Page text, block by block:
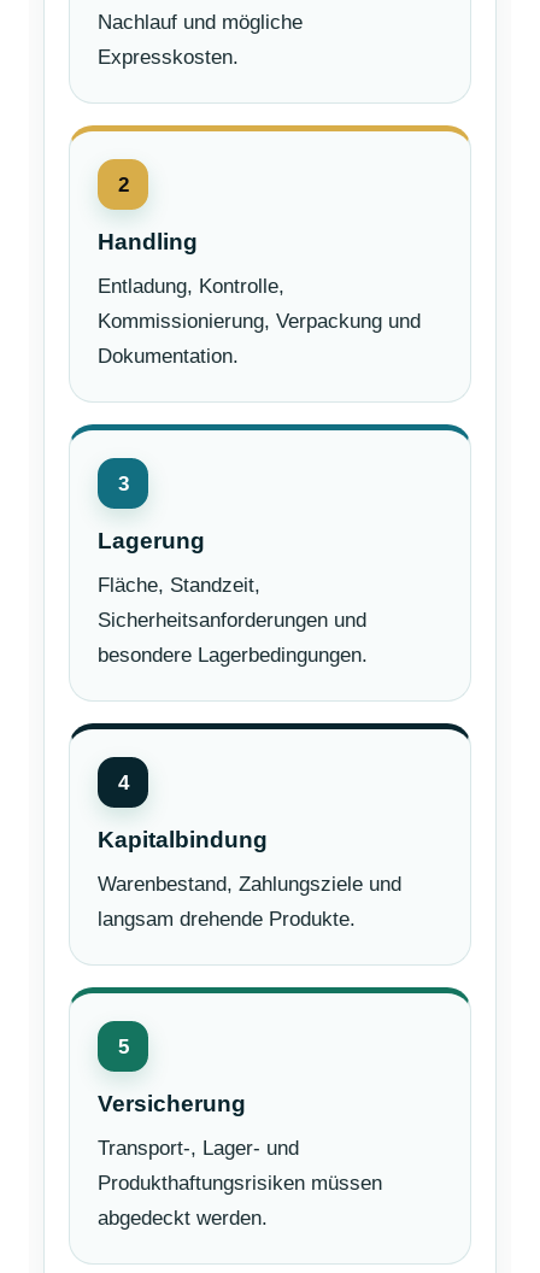
Nachlauf und mögliche
Expresskosten.
2
Handling
Entladung, Kontrolle,
Kommissionierung, Verpackung und
Dokumentation.
3
Lagerung
Fläche, Standzeit,
Sicherheitsanforderungen und
besondere Lagerbedingungen.
4
Kapitalbindung
Warenbestand, Zahlungsziele und
langsam drehende Produkte.
5
Versicherung
Transport-, Lager- und
Produkthaftungsrisiken müssen
abgedeckt werden.